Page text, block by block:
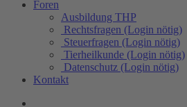
Foren
Ausbildung THP
Rechtsfragen (Login nötig)
Steuerfragen (Login nötig)
Tierheilkunde (Login nötig)
Datenschutz (Login nötig)
Kontakt